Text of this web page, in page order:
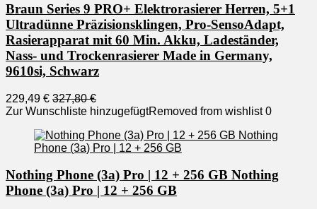
Braun Series 9 PRO+ Elektrorasierer Herren, 5+1
Ultradünne Präzisionsklingen, Pro-SensoAdapt,
Rasierapparat mit 60 Min. Akku, Ladeständer,
Nass- und Trockenrasierer Made in Germany,
9610si, Schwarz
229,49 € 327,80 €
Zur Wunschliste hinzugefügtRemoved from wishlist 0
Nothing Phone (3a) Pro | 12 + 256 GB Nothing
Phone (3a) Pro | 12 + 256 GB